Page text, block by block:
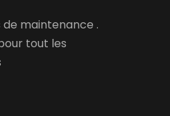
de maintenance .
tout les